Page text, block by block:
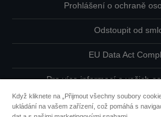
Prohlášení o ochraně
Odstoupit od
EU Data Act
Pro více informací o vašich
Když kliknete na „Přijmout všechny soubory
ukládání na vašem zařízení, což pomáhá s